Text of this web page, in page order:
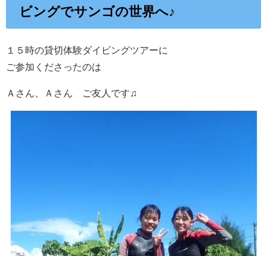
ビングでサンゴの世界へ♪
１５時の貸切体験ダイビングツアーに
ご参加くださったのは
Ａさん、Ａさん ご友人です♫